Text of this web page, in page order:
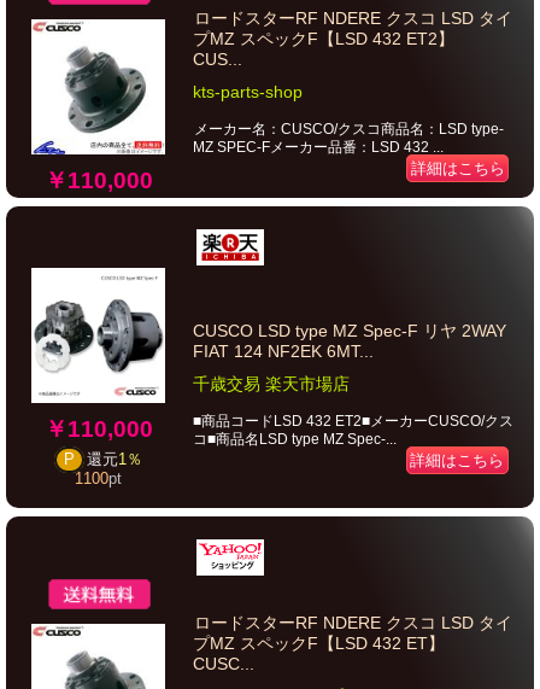
￥110,000
ロードスターRF NDERE クスコ LSD タイ
プMZ スペックF【LSD 432 ET2】
CUS...
kts-parts-shop
メーカー名：CUSCO/クスコ商品名：LSD type-
MZ SPEC-Fメーカー品番：LSD 432 ...
詳細はこちら
￥110,000
P 還元1％
1100pt
CUSCO LSD type MZ Spec-F リヤ 2WAY
FIAT 124 NF2EK 6MT...
千歳交易 楽天市場店
■商品コードLSD 432 ET2■メーカーCUSCO/クス
コ■商品名LSD type MZ Spec-...
詳細はこちら
ロードスターRF NDERE クスコ LSD タイ
プMZ スペックF【LSD 432 ET】
CUSC...